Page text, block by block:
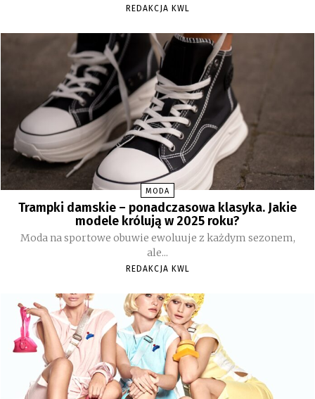
REDAKCJA KWL
MODA
Trampki damskie – ponadczasowa klasyka. Jakie
modele królują w 2025 roku?
Moda na sportowe obuwie ewoluuje z każdym sezonem,
ale...
REDAKCJA KWL